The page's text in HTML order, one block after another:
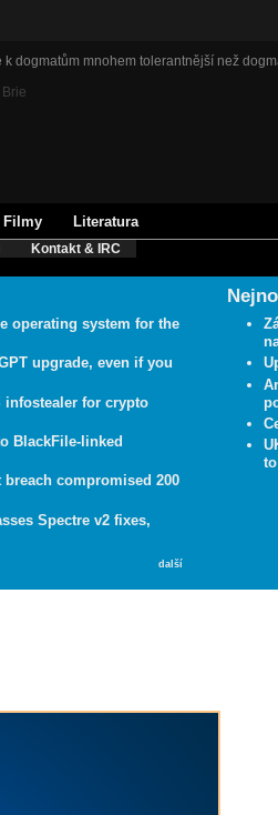
k dogmatům mnohem tolerantnější než
Filmy Literatura
Kontakt & IRC
operating system for the
upgrade, even if you
infostealer for crypto
BlackFile-linked
compromised 200
Spectre v2 fixes,
další